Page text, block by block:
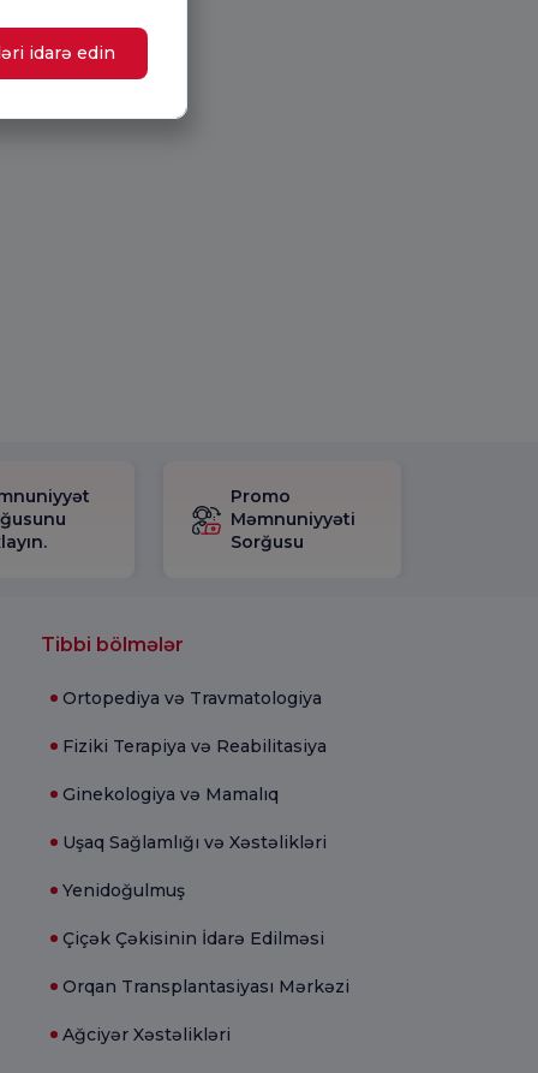
Tibbi bölmələr
Ortopediya və Travmatologiya
Fiziki Terapiya və Reabilitasiya
Ginekologiya və Mamalıq
Uşaq Sağlamlığı və Xəstəlikləri
Yenidoğulmuş
Çiçək Çəkisinin İdarə Edilməsi
Orqan Transplantasiyası Mərkəzi
Ağciyər Xəstəlikləri
Promo
Məmnuniyyəti
Sorğusu
idarə edin